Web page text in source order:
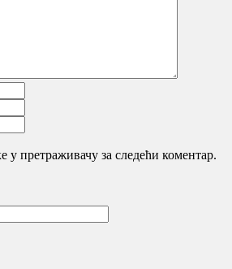
у претраживачу за следећи коментар.